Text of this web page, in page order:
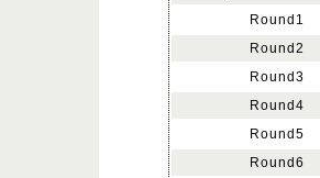
Round1
Round2
Round3
Round4
Round5
Round6